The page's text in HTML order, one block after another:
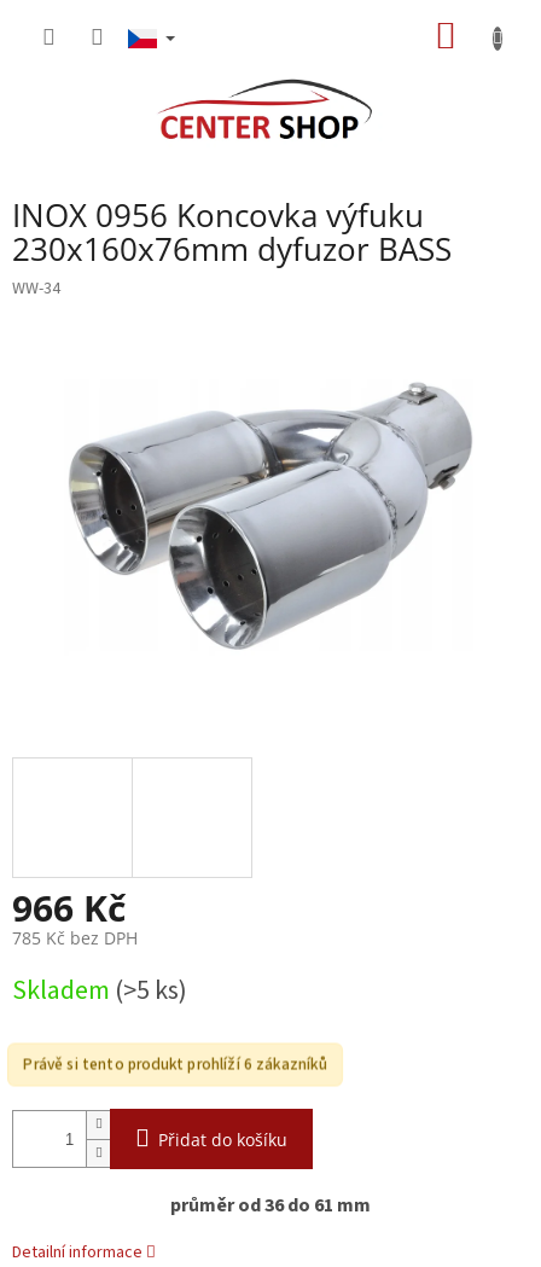
INOX 0956 Koncovka výfuku
230x160x76mm dyfuzor BASS
WW-34
966 Kč
785 Kč bez DPH
cena:
Skladem (>5 ks)
Právě si tento produkt prohlíží 6 zákazníků
Přidat do košíku
průměr od 36 do 61 mm
Detailní informace